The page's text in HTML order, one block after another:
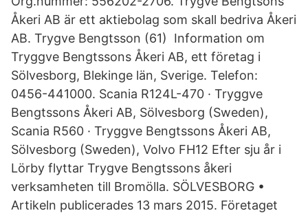
Åkeri AB är ett aktiebolag som skall bedriva Åkeri
AB. Trygve Bengtsson (61) Information om
Tryggve Bengtssons Åkeri AB, ett företag i
Sölvesborg, Blekinge län, Sverige. Telefon:
0456-441000. Scania R124L-470 · Tryggve
Bengtssons Åkeri AB, Sölvesborg (Sweden),
Scania R560 · Tryggve Bengtssons Åkeri AB,
Sölvesborg (Sweden), Volvo FH12 Efter sju år i
Lörby flyttar Trygve Bengtssons åkeri
verksamheten till Bromölla. SÖLVESBORG •
Artikeln publicerades 13 mars 2015. Företaget